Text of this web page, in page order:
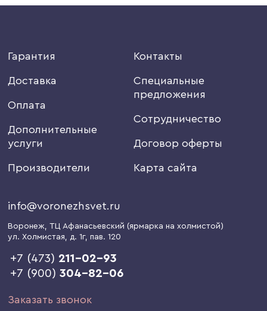
Гарантия
Доставка
Оплата
Дополнительные
услуги
Производители
Контакты
Специальные
предложения
Сотрудничество
Договор оферты
Карта сайта
info@voronezhsvet.ru
Воронеж, ТЦ Афанасьевский (ярмарка на холмистой)
ул. Холмистая, д. 1г, пав. 120
+7 (473) 211-02-93
+7 (900)304-82-06
Заказать звонок